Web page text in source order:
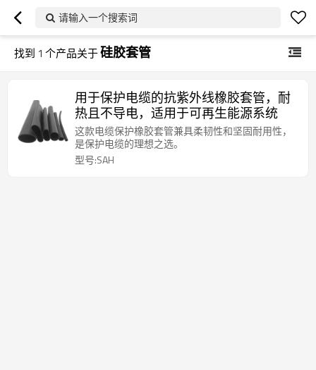
请输入一个搜索词
找到 1 个产品关于硅胶套管
用于保护电缆的抗紫外线橡胶套管，耐
热且不导电，适用于可再生能源系统
这款电缆保护橡胶套管兼具柔韧性和坚固耐用性，
是保护电缆的理想之选。
型号:SAH